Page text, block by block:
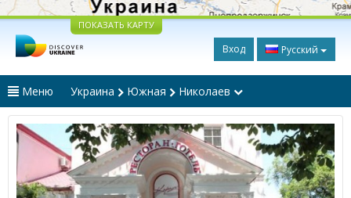
ПОКАЗАТЬ КАРТУ
Вход Русский
Меню Украина Южная Николаев